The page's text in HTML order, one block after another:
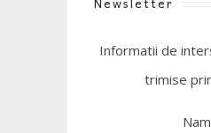
Informatii de
trimise